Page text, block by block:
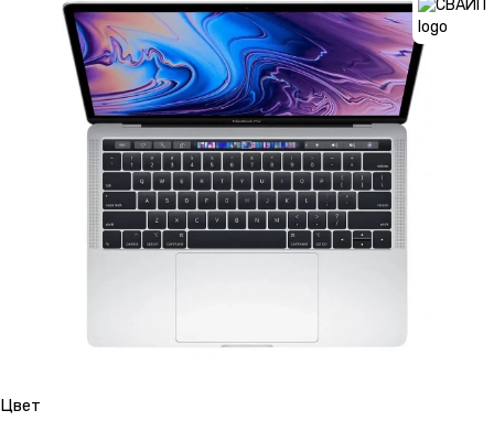
Цвет